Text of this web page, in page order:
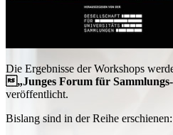
Die Ergebnisse der Workshops
„Junges Forum für
veröffentlicht.
Bislang sind in der Reihe erschienen: